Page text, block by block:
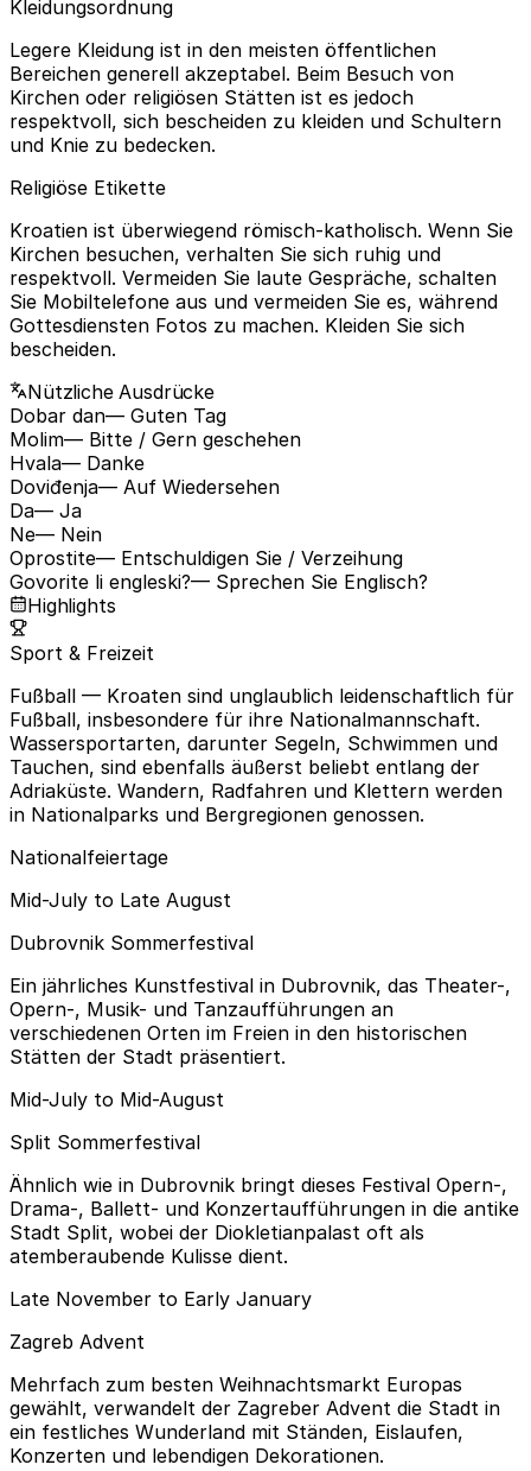
Kleidungsordnung
Legere Kleidung ist in den meisten öffentlichen
Bereichen generell akzeptabel. Beim Besuch von
Kirchen oder religiösen Stätten ist es jedoch
respektvoll, sich bescheiden zu kleiden und Schultern
und Knie zu bedecken.
Religiöse Etikette
Kroatien ist überwiegend römisch-katholisch. Wenn Sie
Kirchen besuchen, verhalten Sie sich ruhig und
respektvoll. Vermeiden Sie laute Gespräche, schalten
Sie Mobiltelefone aus und vermeiden Sie es, während
Gottesdiensten Fotos zu machen. Kleiden Sie sich
bescheiden.
Nützliche Ausdrücke
Dobar dan— Guten Tag
Molim— Bitte / Gern geschehen
Hvala— Danke
Doviđenja— Auf Wiedersehen
Da— Ja
Ne— Nein
Oprostite— Entschuldigen Sie / Verzeihung
Govorite li engleski?— Sprechen Sie Englisch?
Highlights
Sport & Freizeit
Fußball — Kroaten sind unglaublich leidenschaftlich für
Fußball, insbesondere für ihre Nationalmannschaft.
Wassersportarten, darunter Segeln, Schwimmen und
Tauchen, sind ebenfalls äußerst beliebt entlang der
Adriaküste. Wandern, Radfahren und Klettern werden
in Nationalparks und Bergregionen genossen.
Nationalfeiertage
Mid-July to Late August
Dubrovnik Sommerfestival
Ein jährliches Kunstfestival in Dubrovnik, das Theater-,
Opern-, Musik- und Tanzaufführungen an
verschiedenen Orten im Freien in den historischen
Stätten der Stadt präsentiert.
Mid-July to Mid-August
Split Sommerfestival
Ähnlich wie in Dubrovnik bringt dieses Festival Opern-,
Drama-, Ballett- und Konzertaufführungen in die antike
Stadt Split, wobei der Diokletianpalast oft als
atemberaubende Kulisse dient.
Late November to Early January
Zagreb Advent
Mehrfach zum besten Weihnachtsmarkt Europas
gewählt, verwandelt der Zagreber Advent die Stadt in
ein festliches Wunderland mit Ständen, Eislaufen,
Konzerten und lebendigen Dekorationen.